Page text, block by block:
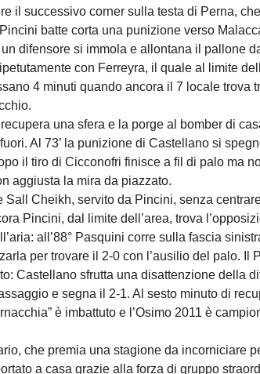
il successivo corner sulla testa di Perna,
batte corta una punizione verso
difensore si immola e allontana il pallone
con Ferreyra, il quale al limite
4 minuti quando ancora il 7 locale trova
recupera una sfera e la porge al bomber di
Al 73’ la punizione di Castellano si
il tiro di Cicconofri finisce a fil di palo ma
aggiusta la mira da piazzato.
Sall Cheikh, servito da Pincini, senza
Pincini, dal limite dell’area, trova
all’88° Pasquini corre sulla fascia
per trovare il 2-0 con l’ausilio del palo. Il
Castellano sfrutta una disattenzione della
e segna il 2-1. Al sesto minuto di
è imbattuto e l’Osimo 2011 è
che premia una stagione da incorniciare
a casa grazie alla forza di gruppo